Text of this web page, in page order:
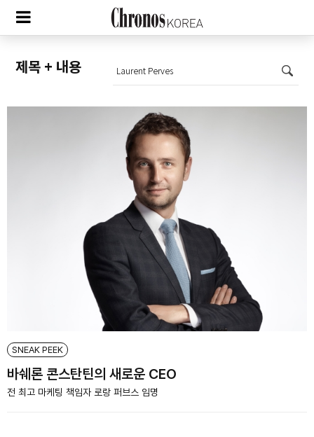
SNEAK PEEK
바쉐론 콘스탄틴의 새로운 CEO
전 최고 마케팅 책임자 로랑 퍼브스 임명